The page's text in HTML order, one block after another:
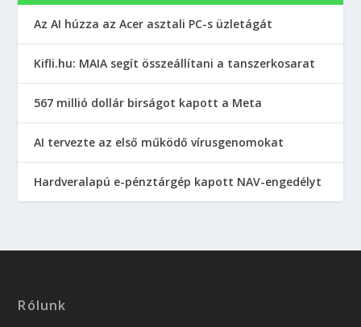
Az AI húzza az Acer asztali PC-s üzletágát
Kifli.hu: MAIA segít összeállítani a tanszerkosarat
567 millió dollár birságot kapott a Meta
AI tervezte az első működő vírusgenomokat
Hardveralapú e-pénztárgép kapott NAV-engedélyt
Rólunk